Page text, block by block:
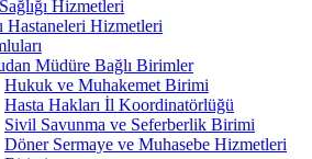
Hizmetleri
Hastaneleri Hizmetleri
Müdüre Bağlı Birimler
Hukuk ve Muhakemet Birimi
Hasta Hakları İl Koordinatörlüğü
Sivil Savunma ve Seferberlik Birimi
Döner Sermaye ve Muhasebe Hizmetleri